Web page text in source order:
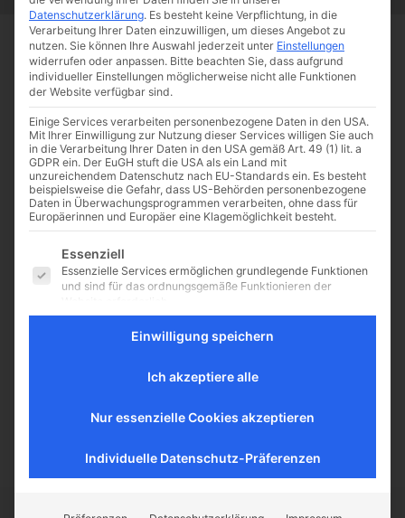
Kinoereignis: „Ignacio de
Loyola“
Jesuiten
https://www.youtube.com/watch?
Loyola“ lautet der Titel des Spiel-
und Kontemplationsfilms über das
Gesellschaft Jesu („Societas Jesu“)
wird am 27....
Start Schlagworte Societas Jesu
Datenschutzerklärung. Es besteht keine Verpflichtung, in die
Verarbeitung Ihrer Daten einzuwilligen, um dieses Angebot zu
nutzen. Sie können Ihre Auswahl jederzeit unter Einstellungen
widerrufen oder anpassen. Bitte beachten Sie, dass aufgrund
individueller Einstellungen möglicherweise nicht alle Funktionen
der Website verfügbar sind.
Einige Services verarbeiten personenbezogene Daten in den USA.
Mit Ihrer Einwilligung zur Nutzung dieser Services willigen Sie auch
in die Verarbeitung Ihrer Daten in den USA gemäß Art. 49 (1) lit. a
GDPR ein. Der EuGH stuft die USA als ein Land mit
unzureichendem Datenschutz nach EU-Standards ein. Es besteht
beispielsweise die Gefahr, dass US-Behörden personenbezogene
Daten in Überwachungsprogrammen verarbeiten, ohne dass für
Europäerinnen und Europäer eine Klagemöglichkeit besteht.
Es folgt eine Liste der Service-Gruppen, für die eine
Essenziell
Essenzielle Services ermöglichen grundlegende Funktionen
und sind für das ordnungsgemäße Funktionieren der
Statistik-Cookies sammeln Nutzungsdaten, die uns
Website umgehen.
Inhalte von Videoplattformen und Social-Media-Plattformen
manuelle Einwilligung mehr erforderlich.
Einwilligung speichern
Ich akzeptiere alle
Nur essenzielle Cookies akzeptieren
Individuelle Datenschutz-Präferenzen